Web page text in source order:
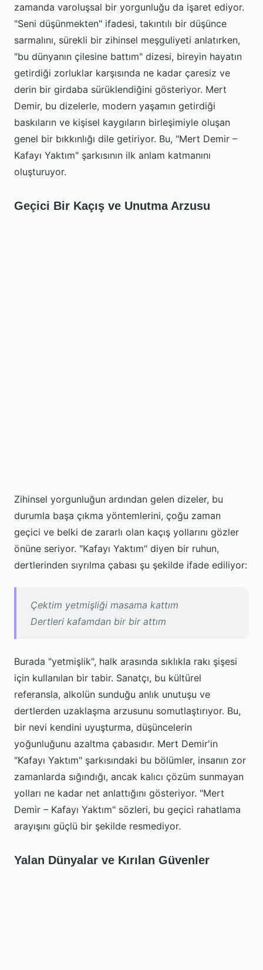
zamanda varoluşsal bir yorgunluğu da işaret ediyor.
"Seni düşünmekten" ifadesi, takıntılı bir düşünce
sarmalını, sürekli bir zihinsel meşguliyeti anlatırken,
"bu dünyanın çilesine battım" dizesi, bireyin hayatın
getirdiği zorluklar karşısında ne kadar çaresiz ve
derin bir girdaba sürüklendiğini gösteriyor. Mert
Demir, bu dizelerle, modern yaşamın getirdiği
baskıların ve kişisel kaygıların birleşimiyle oluşan
genel bir bıkkınlığı dile getiriyor. Bu, "Mert Demir –
Kafayı Yaktım" şarkısının ilk anlam katmanını
oluşturuyor.
Geçici Bir Kaçış ve Unutma Arzusu
Zihinsel yorgunluğun ardından gelen dizeler, bu
durumla başa çıkma yöntemlerini, çoğu zaman
geçici ve belki de zararlı olan kaçış yollarını gözler
önüne seriyor. "Kafayı Yaktım" diyen bir ruhun,
dertlerinden sıyrılma çabası şu şekilde ifade ediliyor:
Çektim yetmişliği masama kattım
Dertleri kafamdan bir bir attım
Burada "yetmişlik", halk arasında sıklıkla rakı şişesi
için kullanılan bir tabir. Sanatçı, bu kültürel
referansla, alkolün sunduğu anlık unutuşu ve
dertlerden uzaklaşma arzusunu somutlaştırıyor. Bu,
bir nevi kendini uyuşturma, düşüncelerin
yoğunluğunu azaltma çabasıdır. Mert Demir'in
"Kafayı Yaktım" şarkısındaki bu bölümler, insanın zor
zamanlarda sığındığı, ancak kalıcı çözüm sunmayan
yolları ne kadar net anlattığını gösteriyor. "Mert
Demir – Kafayı Yaktım" sözleri, bu geçici rahatlama
arayışını güçlü bir şekilde resmediyor.
Yalan Dünyalar ve Kırılan Güvenler